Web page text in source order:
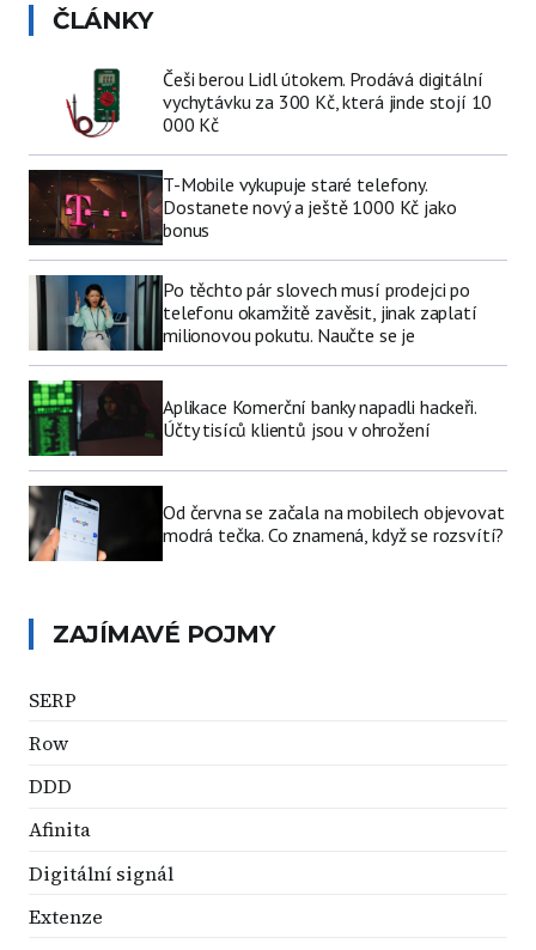
ČLÁNKY
Češi berou Lidl útokem. Prodává digitální
vychytávku za 300 Kč, která jinde stojí 10
000 Kč
T-Mobile vykupuje staré telefony.
Dostanete nový a ještě 1000 Kč jako
bonus
Po těchto pár slovech musí prodejci po
telefonu okamžitě zavěsit, jinak zaplatí
milionovou pokutu. Naučte se je
Aplikace Komerční banky napadli hackeři.
Účty tisíců klientů jsou v ohrožení
Od června se začala na mobilech objevovat
modrá tečka. Co znamená, když se rozsvítí?
ZAJÍMAVÉ POJMY
SERP
Row
DDD
Afinita
Digitální signál
Extenze